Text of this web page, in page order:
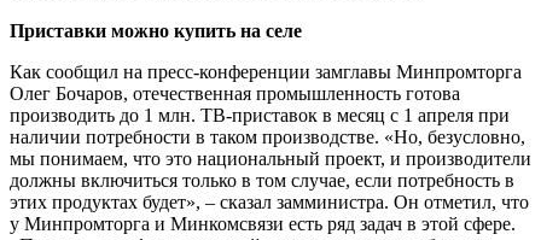
Приставки можно купить на селе
Как сообщил на пресс-конференции замглавы Минпромторга
Олег Бочаров, отечественная промышленность готова
производить до 1 млн. ТВ-приставок в месяц с 1 апреля при
наличии потребности в таком производстве. «Но, безусловно,
мы понимаем, что это национальный проект, и производители
должны включиться только в том случае, если потребность в
этих продуктах будет», – сказал замминистра. Он отметил, что
у Минпромторга и Минкомсвязи есть ряд задач в этой сфере.